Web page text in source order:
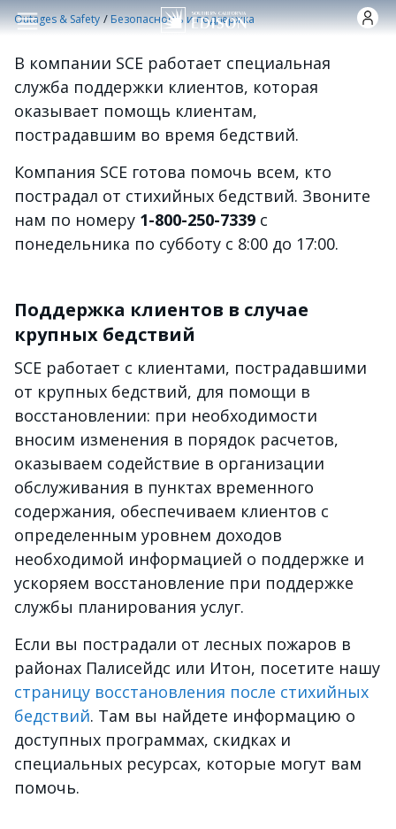
Skip to main content
Outages & Safety /Безопасность и поддержка
В компании SCE работает специальная
служба поддержки клиентов, которая
оказывает помощь клиентам,
пострадавшим во время бедствий.
Компания SCE готова помочь всем, кто
пострадал от стихийных бедствий. Звоните
нам по номеру 1-800-250-7339 с
понедельника по субботу с 8:00 до 17:00.
Поддержка клиентов в случае
крупных бедствий
SCE работает с клиентами, пострадавшими
от крупных бедствий, для помощи в
восстановлении: при необходимости
вносим изменения в порядок расчетов,
оказываем содействие в организации
обслуживания в пунктах временного
содержания, обеспечиваем клиентов с
определенным уровнем доходов
необходимой информацией о поддержке и
ускоряем восстановление при поддержке
службы планирования услуг.
Если вы пострадали от лесных пожаров в
районах Палисейдс или Итон, посетите нашу
страницу восстановления после стихийных
бедствий. Там вы найдете информацию о
доступных программах, скидках и
специальных ресурсах, которые могут вам
помочь.